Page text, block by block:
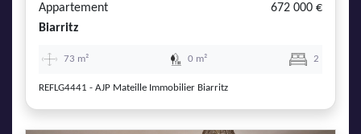
Appartement
672 000 €
Biarritz
73 m² 0 m² 2
REFLG4441 - AJP Mateille Immobilier Biarritz